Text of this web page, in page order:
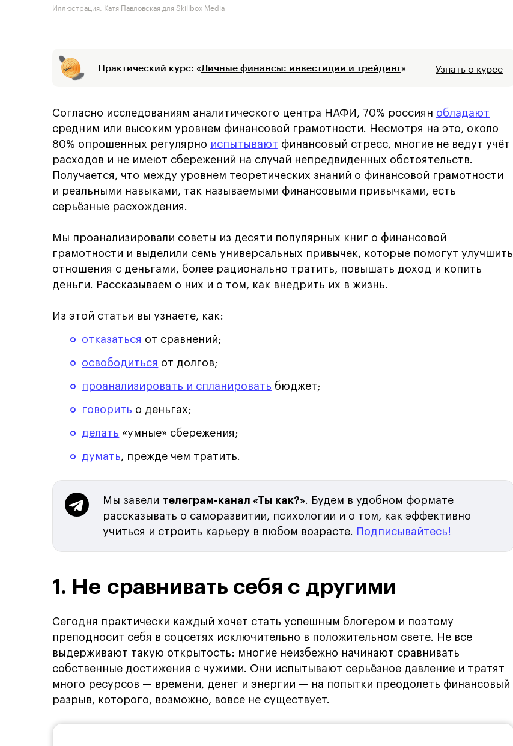
Иллюстрация: Катя Павловская для Skillbox Media
Практический курс: «Личные финансы: инвестиции и трейдинг» Узнать о курсе
Согласно исследованиям аналитического центра НАФИ, 70% россиян обладают
средним или высоким уровнем финансовой грамотности. Несмотря на это, около
80% опрошенных регулярно испытывают финансовый стресс, многие не ведут учёт
расходов и не имеют сбережений на случай непредвиденных обстоятельств.
Получается, что между уровнем теоретических знаний о финансовой грамотности
и реальными навыками, так называемыми финансовыми привычками, есть
серьёзные расхождения.
Мы проанализировали советы из десяти популярных книг о финансовой
грамотности и выделили семь универсальных привычек, которые помогут улучшить
отношения с деньгами, более рационально тратить, повышать доход и копить
деньги. Рассказываем о них и о том, как внедрить их в жизнь.
Из этой статьи вы узнаете, как:
отказаться от сравнений;
освободиться от долгов;
проанализировать и спланировать бюджет;
говорить о деньгах;
делать «умные» сбережения;
думать, прежде чем тратить.
Мы завели телеграм-канал «Ты как?». Будем в удобном формате
рассказывать о саморазвитии, психологии и о том, как эффективно
учиться и строить карьеру в любом возрасте. Подписывайтесь!
1. Не сравнивать себя с другими
Сегодня практически каждый хочет стать успешным блогером и поэтому
преподносит себя в соцсетях исключительно в положительном свете. Не все
выдерживают такую открытость: многие неизбежно начинают сравнивать
собственные достижения с чужими. Они испытывают серьёзное давление и тратят
много ресурсов — времени, денег и энергии — на попытки преодолеть финансовый
разрыв, которого, возможно, вовсе не существует.